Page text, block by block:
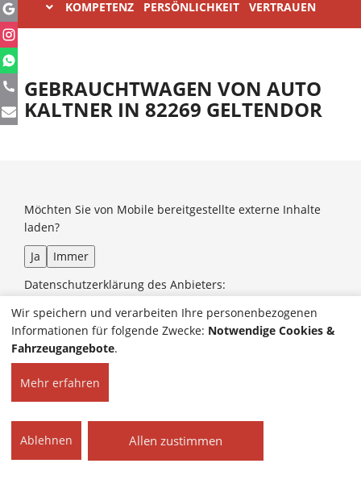
KOMPETENZ PERSÖNLICHKEIT VERTRAUEN
GEBRAUCHTWAGEN VON AUTO
KALTNER IN 82269 GELTENDOR
Möchten Sie von Mobile bereitgestellte externe Inhalte
laden?
Ja
Immer
Datenschutzerklärung des Anbieters:
GmbH | Alle Rechte
Wir speichern und verarbeiten Ihre personenbezogenen
Informationen für folgende Zwecke: Notwendige Cookies &
Fahrzeugangebote.
Mehr erfahren
Ablehnen Allen zustimmen